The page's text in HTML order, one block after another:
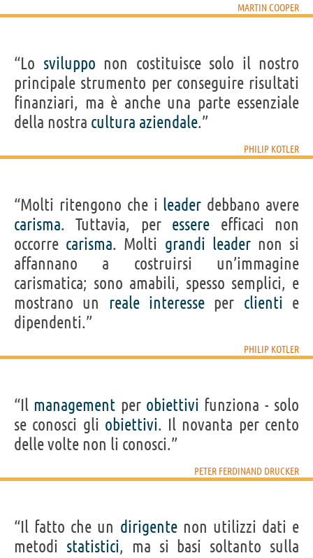
MARTIN COOPER
“Lo sviluppo non costituisce solo il nostro
principale strumento per conseguire risultati
finanziari, ma è anche una parte essenziale
della nostra cultura aziendale.”
PHILIP KOTLER
“Molti ritengono che i leader debbano avere
carisma. Tuttavia, per essere efficaci non
occorre carisma. Molti grandi leadernon si
affannano a costruirsi un’immagine
carismatica; sono amabili, spesso semplici, e
mostrano un reale interesse per clienti e
dipendenti.”
PHILIP KOTLER
“Il management per obiettivi funziona - solo
se conosci gli obiettivi. Il novanta per cento
delle volte non li conosci.”
PETER FERDINAND DRUCKER
“Il fatto che un dirigentenon utilizzi dati e
metodi statistici, ma si basi soltanto sulla